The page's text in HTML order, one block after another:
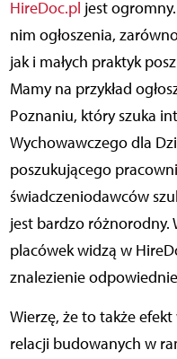
HireDoc.pl jest
nim ogłoszenia,
jak i małych praktyk
Mamy na przykład
Poznaniu, który szuka
Wychowawczego dla
poszukującego
świadczeniodawców
jest bardzo różnorodny.
placówek widzą w
znalezienie
Wierzę, że to także
relacji budowanych w